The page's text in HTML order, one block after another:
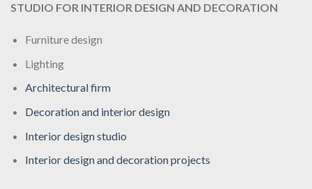
STUDIO FOR INTERIOR DESIGN AND DECORATION
Furniture design
Lighting
Architectural firm
Decoration and interior design
Interior design studio
Interior design and decoration projects